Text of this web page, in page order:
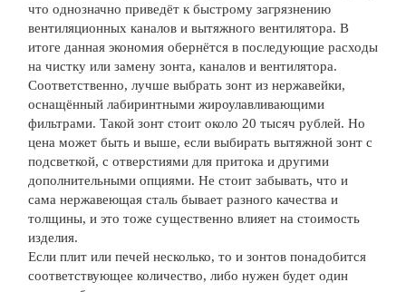
что однозначно приведёт к быстрому загрязнению
вентиляционных каналов и вытяжного вентилятора. В
итоге данная экономия обернётся в последующие расходы
на чистку или замену зонта, каналов и вентилятора.
Соответственно, лучше выбрать зонт из нержавейки,
оснащённый лабиринтными жироулавливающими
фильтрами. Такой зонт стоит около 20 тысяч рублей. Но
цена может быть и выше, если выбирать вытяжной зонт с
подсветкой, с отверстиями для притока и другими
дополнительными опциями. Не стоит забывать, что и
сама нержавеющая сталь бывает разного качества и
толщины, и это тоже существенно влияет на стоимость
изделия.
Если плит или печей несколько, то и зонтов понадобится
соответствующее количество, либо нужен будет один